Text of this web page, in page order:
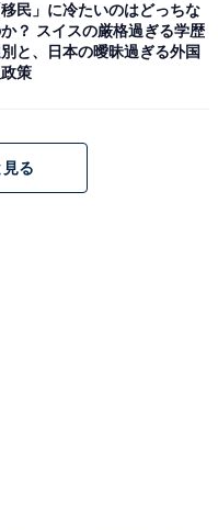
移民」に冷たいのはどっちな
？ スイスの厳格過ぎる学歴
と、日本の曖昧過ぎる外国
政策
る